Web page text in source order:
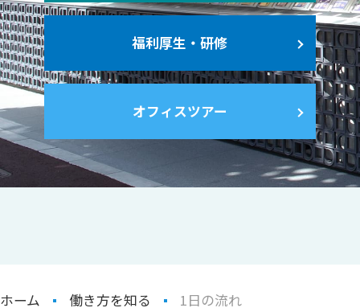
福利厚生・研修
オフィスツアー
ホーム 働き方を知る 1日の流れ